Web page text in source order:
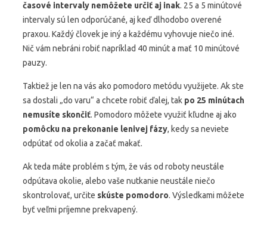
časové intervaly nemôžete určiť aj inak. 25 a 5 minútové
intervaly sú len odporúčané, aj keď dlhodobo overené
praxou. Každý človek je iný a každému vyhovuje niečo iné.
Nič vám nebráni robiť napríklad 40 minút a mať 10 minútové
pauzy.
Taktiež je len na vás ako pomodoro metódu využijete. Ak ste
sa dostali „do varu“ a chcete robiť ďalej, tak po 25 minútach
nemusíte skončiť. Pomodoro môžete využiť kľudne aj ako
pomôcku na prekonanie lenivej fázy, kedy sa neviete
odpútať od okolia a začať makať.
Ak teda máte problém s tým, že vás od roboty neustále
odpútava okolie, alebo vaše nutkanie neustále niečo
skontrolovať, určite skúste pomodoro. Výsledkami môžete
byť veľmi príjemne prekvapený.